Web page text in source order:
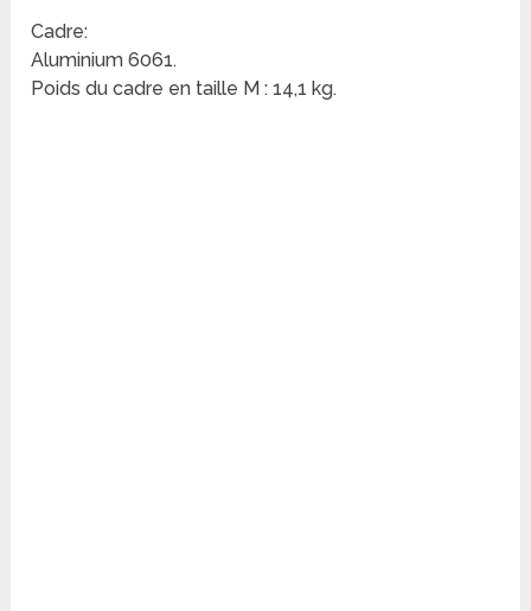
Cadre:
Aluminium 6061.
Poids du cadre en taille M : 14,1 kg.